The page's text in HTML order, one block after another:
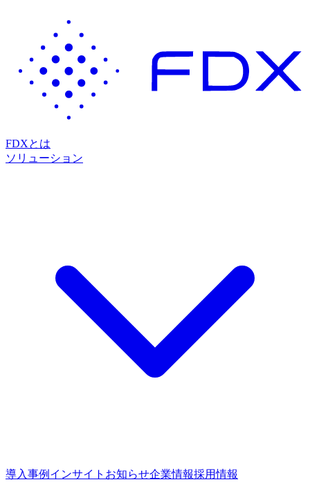
FDXとは
ソリューション
導入事例 インサイト お知らせ企業情報採用情報